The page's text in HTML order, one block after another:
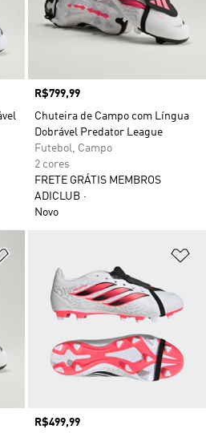
Preço
R$799,99
Chuteira de Campo com Língua
Dobrável Predator League
Futebol, Campo
2 cores
FRETE GRÁTIS MEMBROS
ADICLUB
Novo
Preço
R$499,99